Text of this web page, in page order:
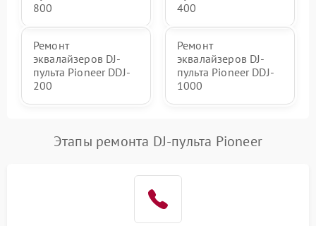
800
400
Ремонт
эквалайзеров DJ-
пульта Pioneer DDJ-
200
Ремонт
эквалайзеров DJ-
пульта Pioneer DDJ-
1000
Этапы ремонта DJ-пульта Pioneer